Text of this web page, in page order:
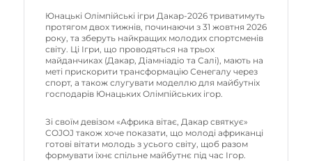
Юнацькі Олімпійські ігри Дакар-2026 триватимуть
протягом двох тижнів, починаючи з 31 жовтня 2026
року, та зберуть найкращих молодих спортсменів
світу. Ці Ігри, що проводяться на трьох
майданчиках (Дакар, Діамніадіо та Салі), мають на
меті прискорити трансформацію Сенегалу через
спорт, а також слугувати моделлю для майбутніх
господарів Юнацьких Олімпійських ігор.
Зі своїм девізом «Африка вітає, Дакар святкує»
COJOJ також хоче показати, що молоді африканці
готові вітати молодь з усього світу, щоб разом
формувати їхнє спільне майбутнє під час Ігор.